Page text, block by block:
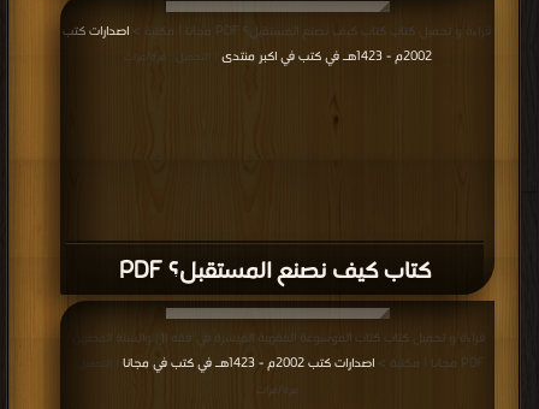
كتاب كيف نصنع المستقبل؟ PDF
قراءة و تحميل كتاب كتاب كيف نصنع المستقبل؟ PDF مجانا | مكتبة >
اصدارات كتب
2002م - 1423هـ في كتب في اكبر منتدى
| التحميل : مرة/مرات
قراءة و تحميل كتاب كتاب الموسوعة الفقهية الميسرة في فقه ال والسنة المطهرة
PDF مجانا | مكتبة >
اصدارات كتب 2002م - 1423هـ في كتب في مجانا
| التحميل :
مرة/مرات